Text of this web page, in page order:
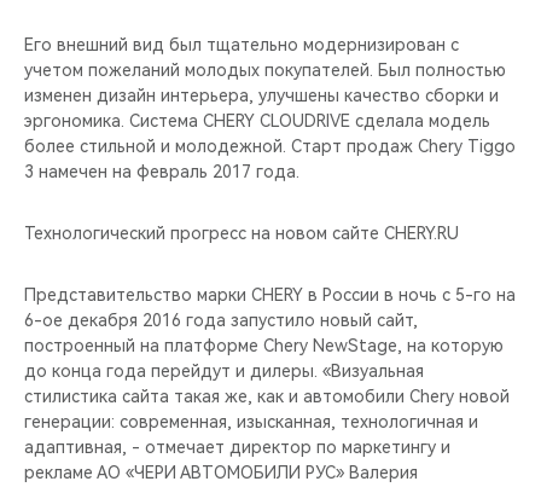
Его внешний вид был тщательно модернизирован с
учетом пожеланий молодых покупателей. Был полностью
изменен дизайн интерьера, улучшены качество сборки и
эргономика. Система CHERY CLOUDRIVE сделала модель
более стильной и молодежной. Старт продаж Chery Tiggo
3 намечен на февраль 2017 года.
Технологический прогресс на новом сайте CHERY.RU
Представительство марки CHERY в России в ночь с 5-го на
6-ое декабря 2016 года запустило новый сайт,
построенный на платформе Chery NewStage, на которую
до конца года перейдут и дилеры. «Визуальная
стилистика сайта такая же, как и автомобили Chery новой
генерации: современная, изысканная, технологичная и
адаптивная, - отмечает директор по маркетингу и
рекламе АО «ЧЕРИ АВТОМОБИЛИ РУС» Валерия